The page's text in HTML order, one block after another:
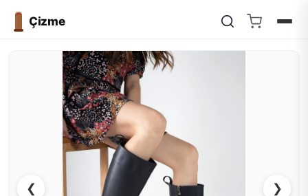
Çizme
❮ ❯